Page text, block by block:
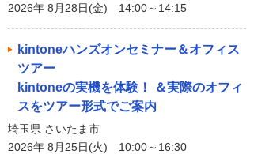
2026年 8月28日(金) 14:00～14:15
kintoneハンズオンセミナー＆オフィス
ツアー
kintoneの実機を体験！ ＆実際のオフィ
スをツアー形式でご案内
埼玉県 さいたま市
2026年 8月25日(火) 10:00～16:30